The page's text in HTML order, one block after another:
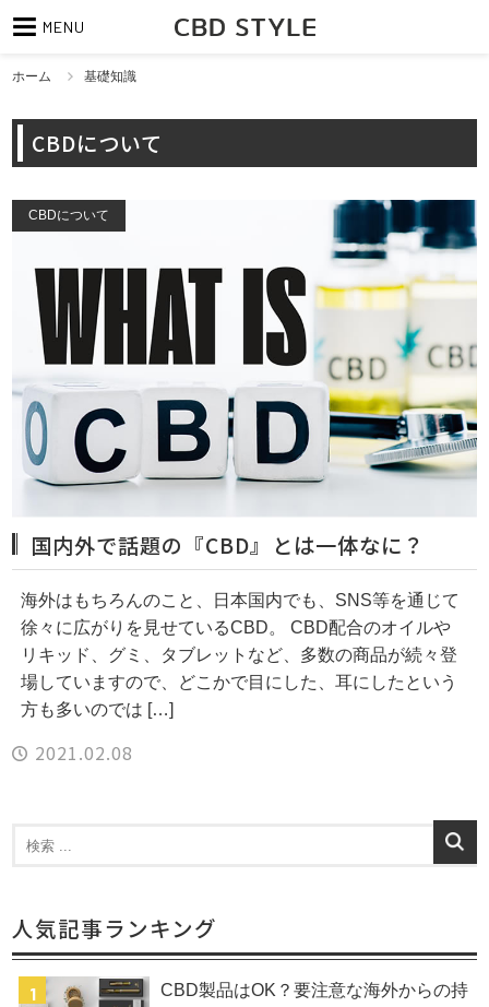
MENU
ホーム 基礎知識
CBDについて
CBDについて
国内外で話題の『CBD』とは一体なに？
海外はもちろんのこと、日本国内でも、SNS等を通じて
徐々に広がりを見せているCBD。 CBD配合のオイルや
リキッド、グミ、タブレットなど、多数の商品が続々登
場していますので、どこかで目にした、耳にしたという
方も多いのでは […]
2021.02.08
人気記事ランキング
CBD製品はOK？要注意な海外からの持